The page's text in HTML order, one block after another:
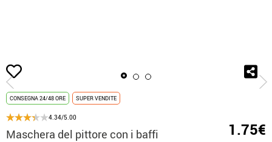
Inizio Maschera del
CONSEGNA 24/48 ORE SUPER VENDITE
4.34/5.00
Maschera del pittore con i baffi 1.75€